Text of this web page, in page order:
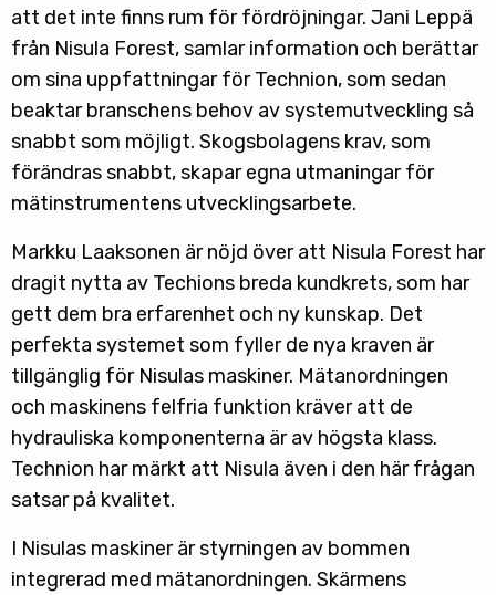
att det inte finns rum för fördröjningar. Jani Leppä
från Nisula Forest, samlar information och berättar
om sina uppfattningar för Technion, som sedan
beaktar branschens behov av systemutveckling så
snabbt som möjligt. Skogsbolagens krav, som
förändras snabbt, skapar egna utmaningar för
mätinstrumentens utvecklingsarbete.
Markku Laaksonen är nöjd över att Nisula Forest har
dragit nytta av Techions breda kundkrets, som har
gett dem bra erfarenhet och ny kunskap. Det
perfekta systemet som fyller de nya kraven är
tillgänglig för Nisulas maskiner. Mätanordningen
och maskinens felfria funktion kräver att de
hydrauliska komponenterna är av högsta klass.
Technion har märkt att Nisula även i den här frågan
satsar på kvalitet.
I Nisulas maskiner är styrningen av bommen
integrerad med mätanordningen. Skärmens